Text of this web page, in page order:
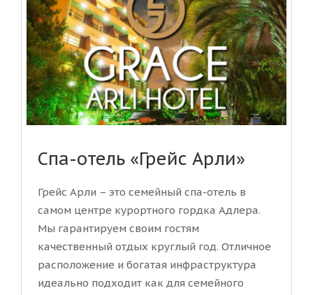
Спа-отель «Грейс Арли»
Грейс Арли – это семейный спа-отель в
самом центре курортного гордка Адлера.
Мы гарантируем своим гостям
качественный отдых круглый год. Отличное
расположение и богатая инфраструктура
идеально подходит как для семейного